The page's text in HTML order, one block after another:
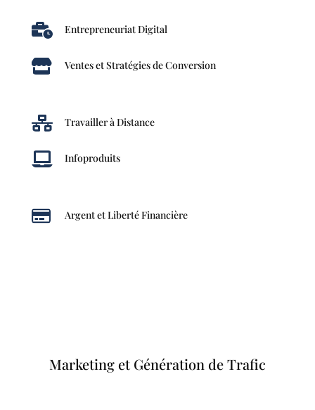
 Entrepreneuriat Digital
 Ventes et Stratégies de Conversion
 Travailler à Distance
 Infoproduits
 Argent et Liberté Financière
Marketing et Génération de Trafic